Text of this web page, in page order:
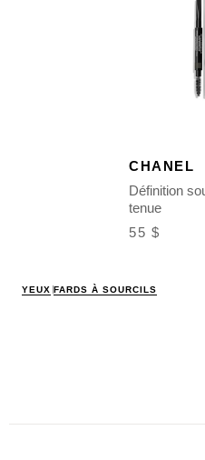
CHANEL
Définition
tenue
55 $
YEUX FARDS À SOURCILS